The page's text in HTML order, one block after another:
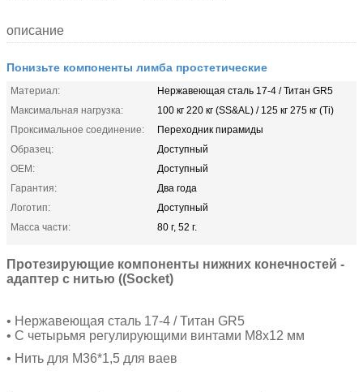
описание
Понизьте компоненты лимба простетические
Материал:
Нержавеющая сталь 17-4 / Титан GR5
Максимальная нагрузка:
100 кг 220 кг (SS&AL) / 125 кг 275 кг (Ti)
Проксимальное соединение:
Переходник пирамиды
Образец:
Доступный
OEM:
Доступный
Гарантия:
Два года
Логотип:
Доступный
Масса части:
80 г, 52 г.
Протезирующие компоненты нижних конечностей -
адаптер с нитью ((Socket)
• Нержавеющая сталь 17-4 / Титан GR5
• С четырьмя регулирующими винтами M8x12 мм
• Нить для M36*1,5 для ваев